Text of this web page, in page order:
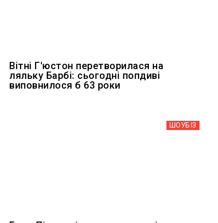
Вітні Г'юстон перетворилася на
ляльку Барбі: сьогодні попдиві
виповнилося б 63 роки
ШОУБIЗ